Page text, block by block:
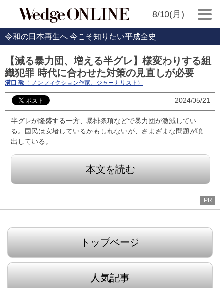
8/10(月)
令和の日本再生へ 今こそ知りたい平成全史
【減る暴力団、増える半グレ】様変わりする組
織犯罪 時代に合わせた対策の見直しが必要
溝口 敦 （ ノンフィクション作家、ジャーナリスト）
2024/05/21
半グレが隆盛する一方、暴排条項などで暴力団が激減してい
る。国民は安堵しているかもしれないが、さまざまな問題が噴
出している。
本文を読む
PR
トップページ
人気記事